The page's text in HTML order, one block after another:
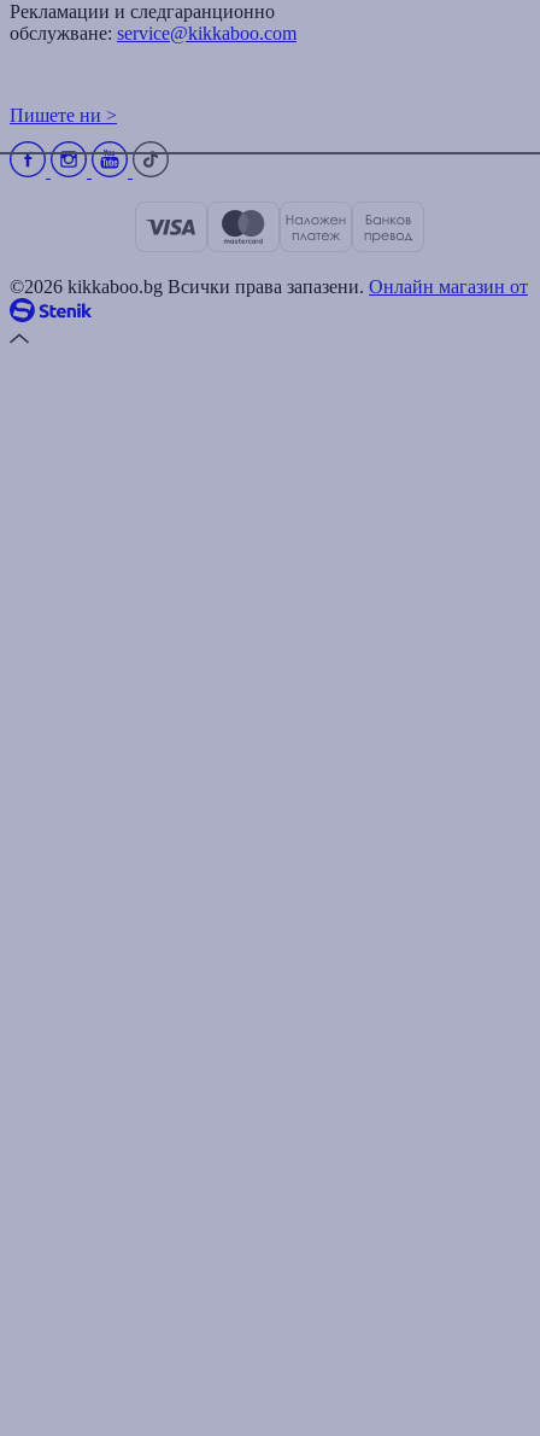
Рекламации и следгаранционно
обслужване: service@kikkaboo.com
Пишете ни >
©2026 kikkaboo.bg Всички права запазени. Онлайн магазин от